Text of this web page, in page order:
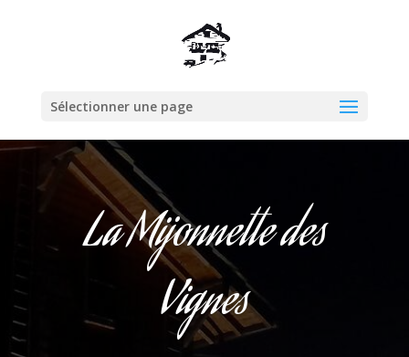
Sélectionner une page
La Mijonnette des
Vignes